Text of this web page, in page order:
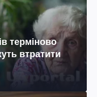
терміново
втратити